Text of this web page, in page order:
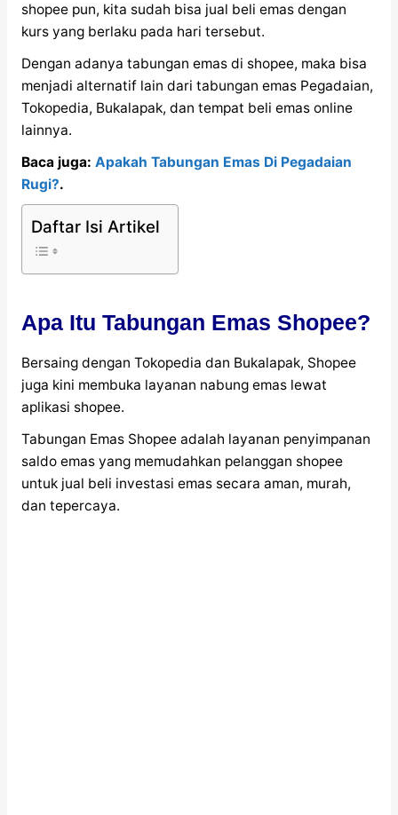
shopee pun, kita sudah bisa jual beli emas dengan
kurs yang berlaku pada hari tersebut.
Dengan adanya tabungan emas di shopee, maka bisa
menjadi alternatif lain dari tabungan emas Pegadaian,
Tokopedia, Bukalapak, dan tempat beli emas online
lainnya.
Baca juga: Apakah Tabungan Emas Di Pegadaian
Rugi?.
Daftar Isi Artikel
Apa Itu Tabungan Emas Shopee?
Bersaing dengan Tokopedia dan Bukalapak, Shopee
juga kini membuka layanan nabung emas lewat
aplikasi shopee.
Tabungan Emas Shopee adalah layanan penyimpanan
saldo emas yang memudahkan pelanggan shopee
untuk jual beli investasi emas secara aman, murah,
dan tepercaya.